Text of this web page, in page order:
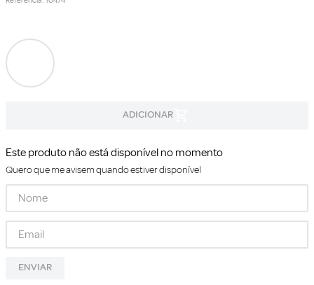
Este produto não está disponível no momento
Quero que me avisem quando estiver disponível
ENVIAR